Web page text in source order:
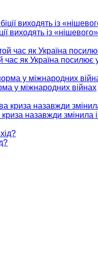
виходять із
час як Україна
у міжнародних війнах
назавжди змінила